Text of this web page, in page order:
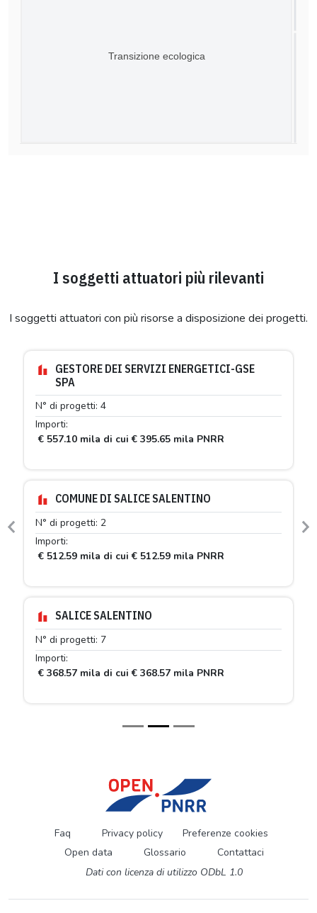
Transizione ecologica
I soggetti attuatori più rilevanti
I soggetti attuatori con più risorse a disposizione dei progetti.
GESTORE DEI SERVIZI ENERGETICI-GSE
SPA
N° di progetti: 4
Importi:
€ 557.10 mila di cui € 395.65 mila PNRR
COMUNE DI SALICE SALENTINO
N° di progetti: 2
Importi:
€ 512.59 mila di cui € 512.59 mila PNRR
SALICE SALENTINO
N° di progetti: 7
Importi:
€ 368.57 mila di cui € 368.57 mila PNRR
Previous
Faq Privacy policy
Preferenze cookies
Open data
Glossario
Contattaci
Dati con licenza di utilizzo ODbL 1.0